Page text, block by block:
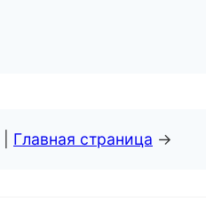
Главная страница →